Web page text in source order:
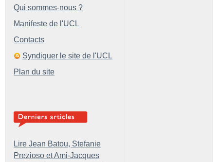
Qui sommes-nous ?
Manifeste de l'UCL
Contacts
Syndiquer le site de l'UCL
Plan du site
Lire Jean Batou, Stefanie
Prezioso et Ami-Jacques